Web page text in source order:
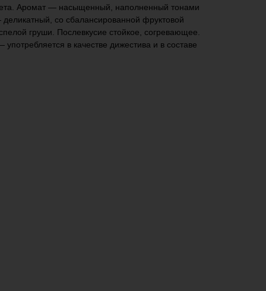
Аромат — насыщенный, наполненный тонами
со сбалансированной фруктовой
груши. Послевкусие стойкое, согревающее.
в качестве дижестива и в составе